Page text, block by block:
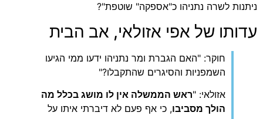
לשרה נתניהו כ"אספקה" שוטפת"?
של אפי אזולאי, אב הבית
חוקר: "האם הגברת ומר נתניהו ידעו ממי הגיעו
השמפניות והסיגרים שהתקבלו?"
אזולאי: "ראש הממשלה אין לו מושג בכלל מה
הולך מסביבו, כי אף פעם לא דיברתי איתו על